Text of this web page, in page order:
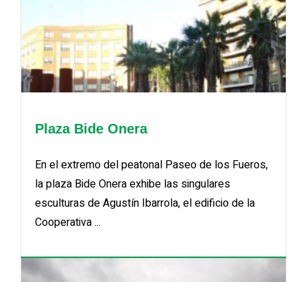
Plaza Bide Onera
En el extremo del peatonal Paseo de los Fueros,
la plaza Bide Onera exhibe las singulares
esculturas de Agustín Ibarrola, el edificio de la
Cooperativa ...